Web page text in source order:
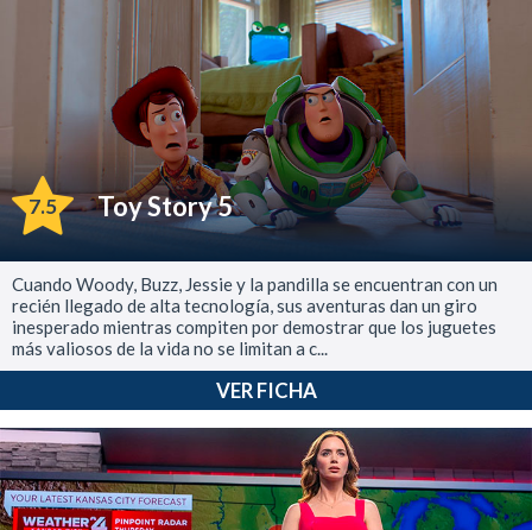
7.5 Toy Story 5
Cuando Woody, Buzz, Jessie y la pandilla se encuentran con un
recién llegado de alta tecnología, sus aventuras dan un giro
inesperado mientras compiten por demostrar que los juguetes
más valiosos de la vida no se limitan a c...
VER FICHA